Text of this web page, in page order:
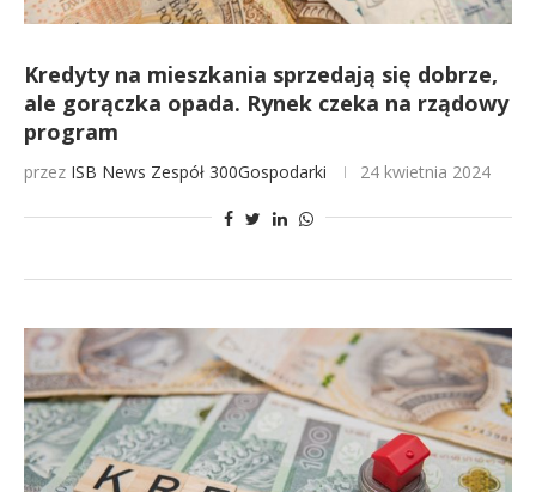
Kredyty na mieszkania sprzedają się dobrze,
ale gorączka opada. Rynek czeka na rządowy
program
przez ISB News Zespół 300Gospodarki 24 kwietnia 2024